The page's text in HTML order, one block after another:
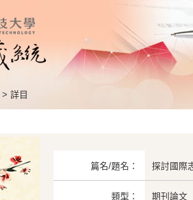
> 詳目
篇名/題名： 探討國際
類型： 期刊論文